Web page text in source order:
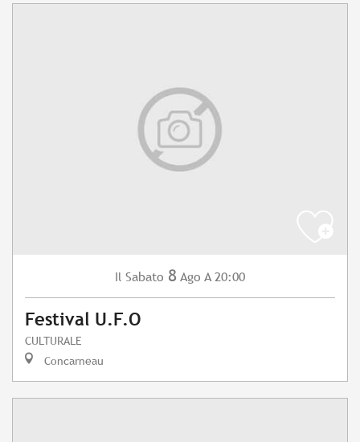
Il Sabato 8 Ago A 20:00
Festival U.F.O
CULTURALE
Concarneau